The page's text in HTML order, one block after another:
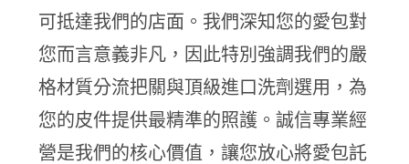
可抵達我們的店面。我們深知您的愛包對
您而言意義非凡，因此特別強調我們的嚴
格材質分流把關與頂級進口洗劑選用，為
您的皮件提供最精準的照護。誠信專業經
營是我們的核心價值，讓您放心將愛包託